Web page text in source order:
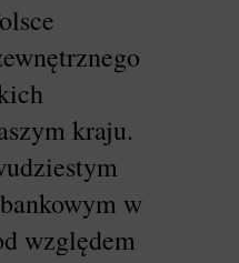
kraju.
w
względem